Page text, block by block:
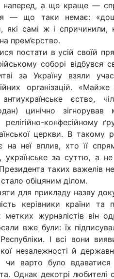
наперед, а ще краще —
— що таки немає:
які самі ж і
прем’єрство.
постати в усій своїй
соборі відбувся
за Україну взяли
організацій.
єство,
цинічно
конфесійному
церкви. В
на неї вплив, хто її
українське за суттю, а
таких важелів
обіцяним ділом.
для прикладу назву
керівники країни та
метких журналістів він
вже були: їх
І всі вони
незалежності й
варто було вдаватися
Однак декотрі